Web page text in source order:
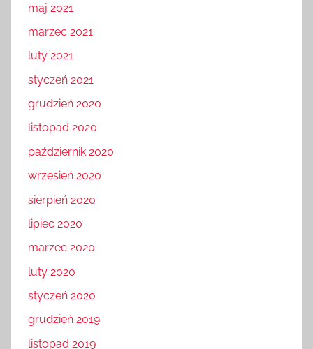
maj 2021
marzec 2021
luty 2021
styczeń 2021
grudzień 2020
listopad 2020
październik 2020
wrzesień 2020
sierpień 2020
lipiec 2020
marzec 2020
luty 2020
styczeń 2020
grudzień 2019
listopad 2019